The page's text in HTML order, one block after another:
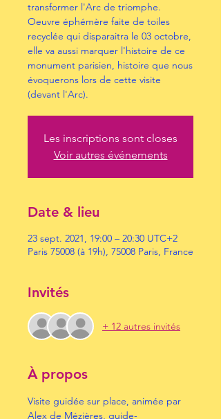
transformer l'Arc de triomphe.
Oeuvre éphémère faite de toiles
recyclée qui disparaitra le 03 octobre,
elle va aussi marquer l'histoire de ce
monument parisien, histoire que nous
évoquerons lors de cette visite
(devant l'Arc).
Les inscriptions sont closes
Voir autres événements
Date & lieu
23 sept. 2021, 19:00 – 20:30 UTC+2
Paris 75008 (à 19h), 75008 Paris, France
Invités
+ 12 autres invités
À propos
Visite guidée sur place, animée par
Alex de Mézières, guide-